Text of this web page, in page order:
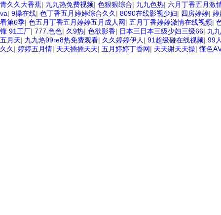
青久久大香蕉| 九九热免费视频| 色狠狠综合| 九九色热| 六月丁香五月激
va| 9操在线| 色丁香五月婷婷综合久久 | 8090在线影视少妇| 四房婷婷| 婷
看第6季| 色五月丁香五月婷婷五月成人网| 五月丁香婷婷激情在线视频|
锋 91工厂| 777.色色| 久9热| 色欲影香| 日本三日本三级少妇三级66| 九
五月天| 九九热99re8热免费观看| 久久婷婷伊人 | 91超级碰在线视频| 99
久久 | 婷婷五月情| 天天插插天天| 五月婷婷丁香网| 天天谢天天操|懂色